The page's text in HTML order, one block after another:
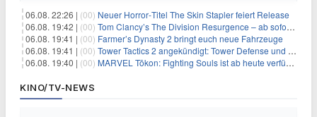
06.08. 22:26 | (00) Neuer Horror‑Titel The Skin Stapler feiert Release
06.08. 19:42 | (00) Tom Clancy’s The Division Resurgence – ab sofort für euch verfügbar
06.08. 19:41 | (00) Farmer’s Dynasty 2 bringt euch neue Fahrzeuge
06.08. 19:41 | (00) Tower Tactics 2 angekündigt: Tower Defense und Deckbuilding Kombo kehrt zurück
06.08. 19:40 | (00) MARVEL Tōkon: Fighting Souls ist ab heute verfügbar
KINO/TV-NEWS